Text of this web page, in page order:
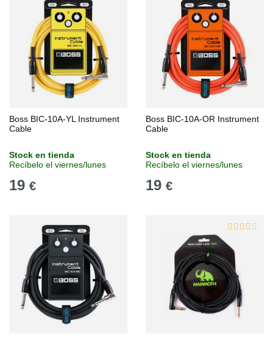
Boss BIC-10A-YL Instrument
Cable
Stock en tienda
Recíbelo el viernes/lunes
19 €
Boss BIC-10A-OR Instrument
Cable
Stock en tienda
Recíbelo el viernes/lunes
19 €